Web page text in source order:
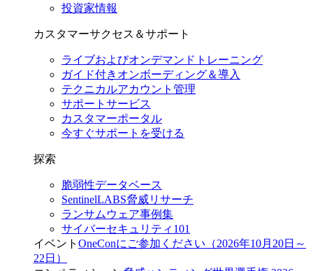
投資家情報
カスタマーサクセス＆サポート
ライブおよびオンデマンドトレーニング
ガイド付きオンボーディング＆導入
テクニカルアカウント管理
サポートサービス
カスタマーポータル
今すぐサポートを受ける
探索
脆弱性データベース
SentinelLABS脅威リサーチ
ランサムウェア事例集
サイバーセキュリティ101
イベント OneConにご参加ください（2026年10月20日～
22日）